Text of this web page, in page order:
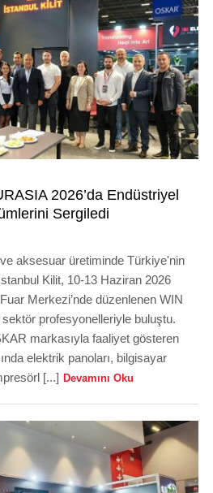
2026’da Endüstriyel
Sergiledi
aksesuar üretiminde Türkiye'nin
Kilit, 10-13 Haziran 2026
Merkezi’nde düzenlenen WIN
sektör profesyonelleriyle buluştu.
markasıyla faaliyet gösteren
elektrik panoları, bilgisayar
[...] Devamını Oku